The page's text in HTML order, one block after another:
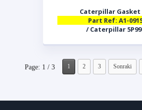
Caterpillar Gasket
Part Ref: A1-
/ Caterpillar
Page: 1 / 3 1 2 3 Sonraki